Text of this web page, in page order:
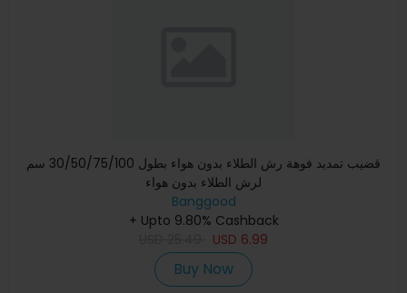
قضيب تمديد فوهة رش الطلاء بدون هواء بطول 30/50/75/100 سم
لرش الطلاء بدون هواء
Banggood
+ Upto 9.80% Cashback
USD 6.99
Buy Now